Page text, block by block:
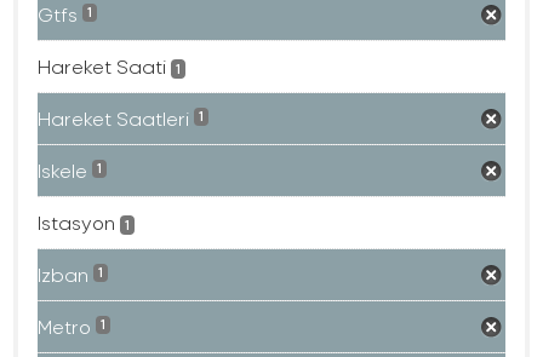
Gtfs 1
Hareket Saati 1
Hareket Saatleri 1
Iskele 1
Istasyon 1
Izban 1
Metro 1